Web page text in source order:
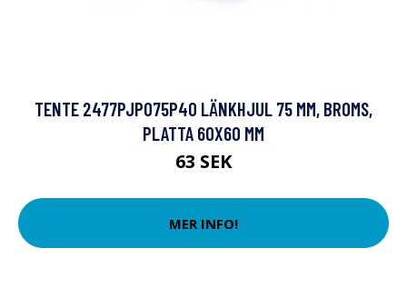
TENTE 2477PJP075P40 LÄNKHJUL 75 MM, BROMS,
PLATTA 60X60 MM
63 SEK
MER INFO!